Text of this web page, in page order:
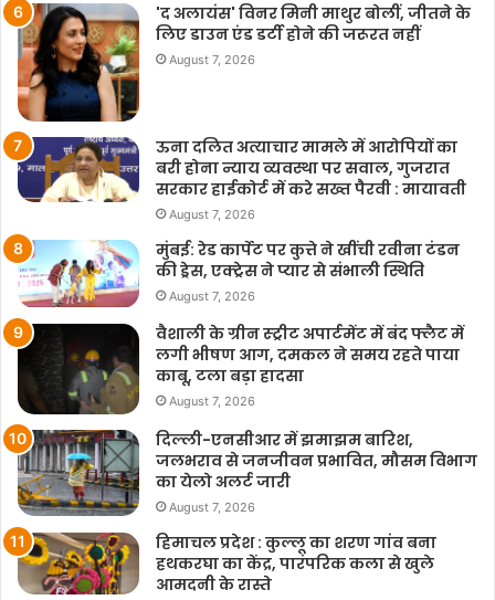
'द अलायंस' विनर मिनी माथुर बोलीं, जीतने के
लिए डाउन एंड डर्टी होने की जरूरत नहीं
August 7, 2026
ऊना दलित अत्याचार मामले में आरोपियों का
बरी होना न्याय व्यवस्था पर सवाल, गुजरात
सरकार हाईकोर्ट में करे सख्त पैरवी : मायावती
August 7, 2026
मुंबई: रेड कार्पेट पर कुत्ते ने खींची रवीना टंडन
की ड्रेस, एक्ट्रेस ने प्यार से संभाली स्थिति
August 7, 2026
वैशाली के ग्रीन स्ट्रीट अपार्टमेंट में बंद फ्लैट में
लगी भीषण आग, दमकल ने समय रहते पाया
काबू, टला बड़ा हादसा
August 7, 2026
दिल्ली-एनसीआर में झमाझम बारिश,
जलभराव से जनजीवन प्रभावित, मौसम विभाग
का येलो अलर्ट जारी
August 7, 2026
हिमाचल प्रदेश : कुल्लू का शरण गांव बना
हथकरघा का केंद्र, पारंपरिक कला से खुले
आमदनी के रास्ते